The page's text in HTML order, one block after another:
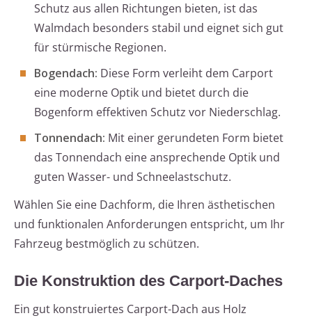
Schutz aus allen Richtungen bieten, ist das
Walmdach besonders stabil und eignet sich gut
für stürmische Regionen.
Bogendach: Diese Form verleiht dem Carport
eine moderne Optik und bietet durch die
Bogenform effektiven Schutz vor Niederschlag.
Tonnendach: Mit einer gerundeten Form bietet
das Tonnendach eine ansprechende Optik und
guten Wasser- und Schneelastschutz.
Wählen Sie eine Dachform, die Ihren ästhetischen
und funktionalen Anforderungen entspricht, um Ihr
Fahrzeug bestmöglich zu schützen.
Die Konstruktion des Carport-Daches
Ein gut konstruiertes Carport-Dach aus Holz